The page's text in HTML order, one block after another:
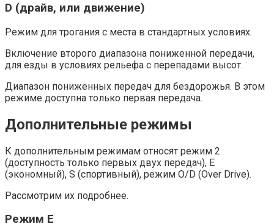
D (драйв, или движение)
Режим для трогания с места в стандартных условиях.
Включение второго диапазона пониженной передачи,
для езды в условиях рельефа с перепадами высот.
Диапазон пониженных передач для бездорожья. В этом
режиме доступна только первая передача.
Дополнительные режимы
К дополнительным режимам относят режим 2
(доступность только первых двух передач), Е
(экономный), S (спортивный), режим O/D (Over Drive).
Рассмотрим их подробнее.
Режим Е